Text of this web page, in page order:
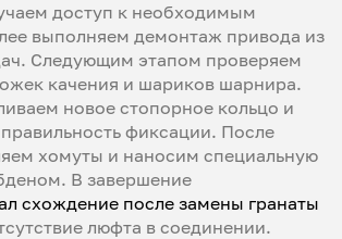
доступ к необходимым
выполняем демонтаж привода из
Следующим этапом проверяем
качения и шариков шарнира.
новое стопорное кольцо и
фиксации. После
хомуты и наносим специальную
В завершение
схождение после замены гранаты
люфта в соединении.